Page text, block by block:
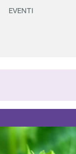
EVENTI